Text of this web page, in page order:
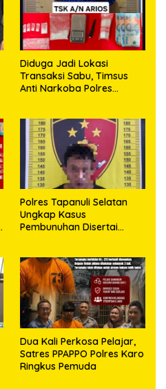
Diduga Jadi Lokasi
Transaksi Sabu, Timsus
Anti Narkoba Polres
63,67 Gram Sabu
Polres Tapanuli Selatan
Ungkap Kasus
Pembunuhan Disertai
Ditangkap
Dua Kali Perkosa Pelajar,
Satres PPAPPO Polres Karo
Ringkus Pemuda